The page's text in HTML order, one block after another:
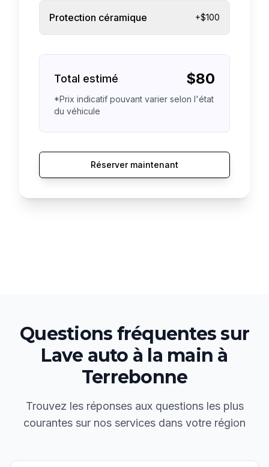
Protection céramique +$100
Total estimé $80
*Prix indicatif pouvant varier selon l'état
du véhicule
Réserver maintenant
Questions fréquentes sur
Lave auto à la main à
Terrebonne
Trouvez les réponses aux questions les plus
courantes sur nos services dans votre région